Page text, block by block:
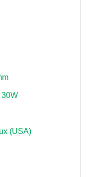
(USA)